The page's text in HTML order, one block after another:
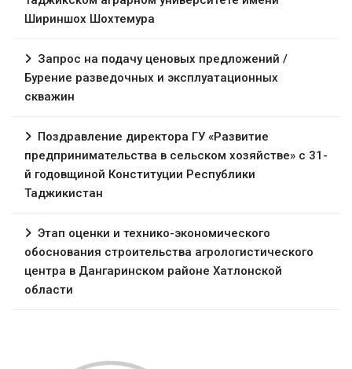
Шириншох Шохтемура
Запрос на подачу ценовых предложений /
Бурение разведочных и эксплуатационных
скважин
Поздравление директора ГУ «Развитие
предпринимательства в сельском хозяйстве» с 31-
й годовщиной Конституции Республики
Таджикистан
Этап оценки и технико-экономического
обоснования строительства агрологистического
центра в Дангаринском районе Хатлонской
области